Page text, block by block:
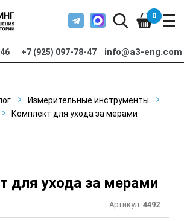
+7 (925) 097-78-47 info@a3-eng.com
0
Измерительные инструменты
Комплект для ухода за мерами
для ухода за мерами
Артикул: 4492